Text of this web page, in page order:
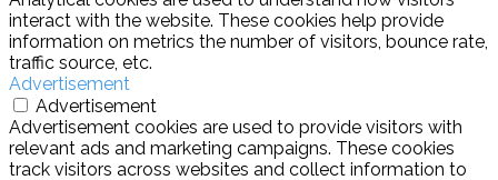
interact with the website. These cookies help provide
information on metrics the number of visitors, bounce rate,
traffic source, etc.
Advertisement
Advertisement
Advertisement cookies are used to provide visitors with
relevant ads and marketing campaigns. These cookies
track visitors across websites and collect information to